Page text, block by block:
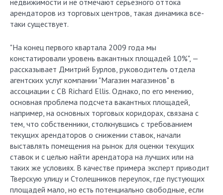
недвижимости и не отмечают серьезного оттока
арендаторов из торговых центров, такая динамика все-
таки существует.
"На конец первого квартала 2009 года мы
констатировали уровень вакантных площадей 10%", —
рассказывает Дмитрий Бурлов, руководитель отдела
агентских услуг компании "Магазин магазинов" в
ассоциации с CB Richard Ellis. Однако, по его мнению,
основная проблема подсчета вакантных площадей,
например, на основных торговых коридорах, связана с
тем, что собственники, столкнувшись с требованием
текущих арендаторов о снижении ставок, начали
выставлять помещения на рынок для оценки текущих
ставок и с целью найти арендатора на лучших или на
таких же условиях. В качестве примера эксперт приводит
Тверскую улицу и Столешников переулок, где пустующих
площадей мало, но есть потенциально свободные, если